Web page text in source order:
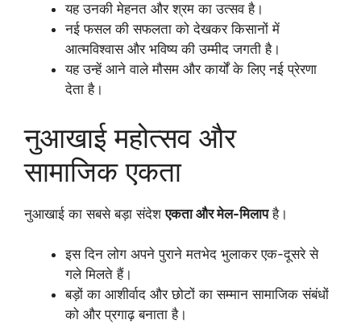
यह उनकी मेहनत और श्रम का उत्सव है।
नई फसल की सफलता को देखकर किसानों में
आत्मविश्वास और भविष्य की उम्मीद जगती है।
यह उन्हें आने वाले मौसम और कार्यों के लिए नई प्रेरणा
देता है।
नुआखाई महोत्सव और
सामाजिक एकता
नुआखाई का सबसे बड़ा संदेशएकता और मेल-मिलापहै।
इस दिन लोग अपने पुराने मतभेद भुलाकर एक-दूसरे से
गले मिलते हैं।
बड़ों का आशीर्वाद और छोटों का सम्मान सामाजिक संबंधों
को और प्रगाढ़ बनाता है।